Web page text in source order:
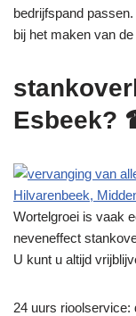
bedrijfspand
bij het maken van
Esbeek?
Wortelgroei is vaak
neveneffect
U kunt u altijd
24 uurs rioolservice: